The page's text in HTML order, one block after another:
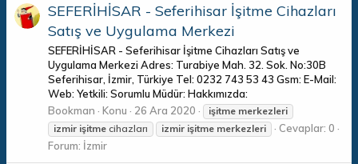
SEFERİHİSAR - Seferihisar İşitme Cihazları
Satış ve Uygulama Merkezi
SEFERİHİSAR - Seferihisar İşitme Cihazları Satış ve
Uygulama Merkezi Adres: Turabiye Mah. 32. Sok. No:30B
Seferihisar, İzmir, Türkiye Tel: 0232 743 53 43 Gsm: E-Mail:
Web: Yetkili: Sorumlu Müdür: Hakkımızda:
Bookman
Konu 26 Ara 2020 işitme merkezleri
izmir işitme cihazları izmir işitme merkezleri
Cevaplar: 0
Forum: İzmir